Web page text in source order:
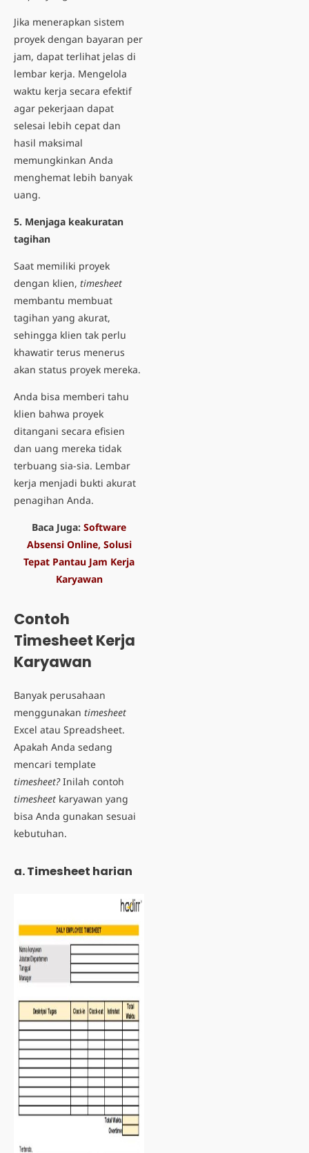
Jika menerapkan sistem
proyek dengan bayaran per
jam, dapat terlihat jelas di
lembar kerja. Mengelola
waktu kerja secara efektif
agar pekerjaan dapat
selesai lebih cepat dan
hasil maksimal
memungkinkan Anda
menghemat lebih banyak
uang.
5. Menjaga keakuratan
tagihan
Saat memiliki proyek
dengan klien, timesheet
membantu membuat
tagihan yang akurat,
sehingga klien tak perlu
khawatir terus menerus
akan status proyek mereka.
Anda bisa memberi tahu
klien bahwa proyek
ditangani secara efisien
dan uang mereka tidak
terbuang sia-sia. Lembar
kerja menjadi bukti akurat
penagihan Anda.
Baca Juga: Software
Absensi Online, Solusi
Tepat Pantau Jam Kerja
Karyawan
Contoh
Timesheet Kerja
Karyawan
Banyak perusahaan
menggunakan timesheet
Excel atau Spreadsheet.
Apakah Anda sedang
mencari template
timesheet?Inilah contoh
timesheet karyawan yang
bisa Anda gunakan sesuai
kebutuhan.
a. Timesheet harian